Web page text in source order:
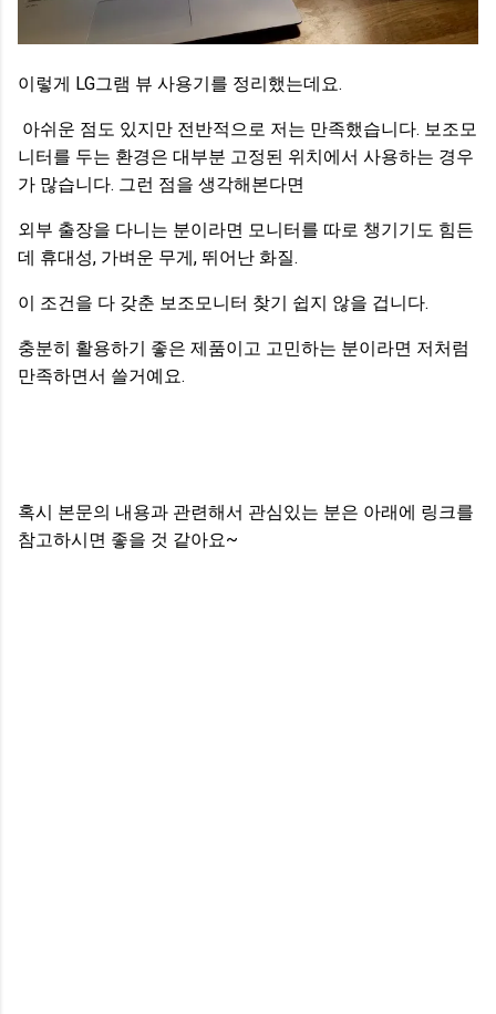
이렇게 LG그램 뷰 사용기를 정리했는데요.
아쉬운 점도 있지만 전반적으로 저는 만족했습니다. 보조모
니터를 두는 환경은 대부분 고정된 위치에서 사용하는 경우
가 많습니다. 그런 점을 생각해본다면
외부 출장을 다니는 분이라면 모니터를 따로 챙기기도 힘든
데 휴대성, 가벼운 무게, 뛰어난 화질.
이 조건을 다 갖춘 보조모니터 찾기 쉽지 않을 겁니다.
충분히 활용하기 좋은 제품이고 고민하는 분이라면 저처럼
만족하면서 쓸거예요.
혹시 본문의 내용과 관련해서 관심있는 분은 아래에 링크를
참고하시면 좋을 것 같아요~